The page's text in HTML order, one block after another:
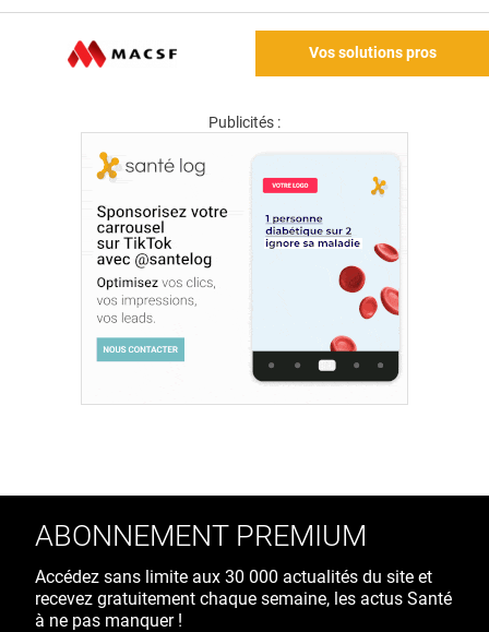
Vos solutions pros
Publicités :
ABONNEMENT PREMIUM
Accédez sans limite aux 30 000 actualités du site et
recevez gratuitement chaque semaine, les actus Santé
à ne pas manquer !